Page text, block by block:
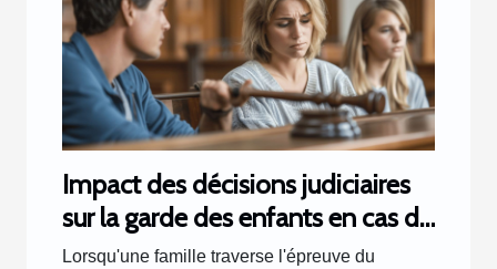
Impact des décisions judiciaires
sur la garde des enfants en cas de
divorce
Lorsqu'une famille traverse l'épreuve du